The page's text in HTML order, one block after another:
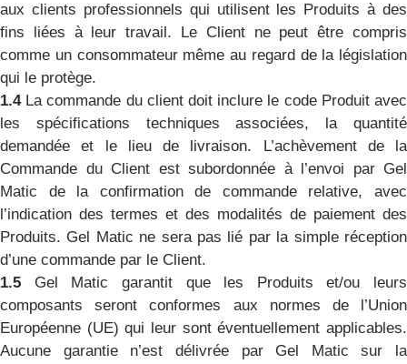
aux clients professionnels qui utilisent les Produits à des
fins liées à leur travail. Le Client ne peut être compris
comme un consommateur même au regard de la législation
qui le protège.
1.4 La commande du client doit inclure le code Produit avec
les spécifications techniques associées, la quantité
demandée et le lieu de livraison. L’achèvement de la
Commande du Client est subordonnée à l’envoi par Gel
Matic de la confirmation de commande relative, avec
l’indication des termes et des modalités de paiement des
Produits. Gel Matic ne sera pas lié par la simple réception
d’une commande par le Client.
1.5 Gel Matic garantit que les Produits et/ou leurs
composants seront conformes aux normes de l’Union
Européenne (UE) qui leur sont éventuellement applicables.
Aucune garantie n’est délivrée par Gel Matic sur la